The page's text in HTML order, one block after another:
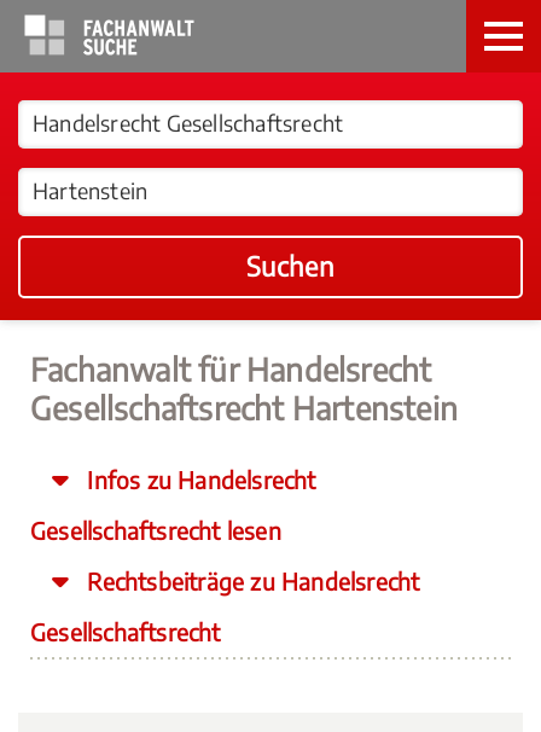
Suchen
Fachanwalt für Handelsrecht
Gesellschaftsrecht Hartenstein
Infos zu Handelsrecht
Gesellschaftsrecht lesen
Rechtsbeiträge zu Handelsrecht
Gesellschaftsrecht